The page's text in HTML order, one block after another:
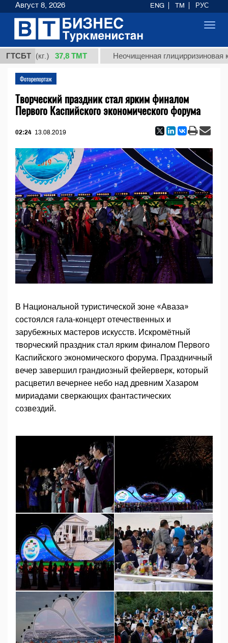
ГТСБТ
(кг.) 37,8 ТМТ Неочищенная глицирризиновая кислота
Фоторепортаж
Творческий праздник стал ярким финалом
Первого Каспийского экономического форума
02:24 13.08.2019
В Национальной туристической зоне «Аваза»
состоялся гала-концерт отечественных и
зарубежных мастеров искусств. Искромётный
творческий праздник стал ярким финалом Первого
Каспийского экономического форума. Праздничный
вечер завершил грандиозный фейерверк, который
расцветил вечернее небо над древним Хазаром
мириадами сверкающих фантастических
созвездий.
Август 8, 2026 ENG TM РУС